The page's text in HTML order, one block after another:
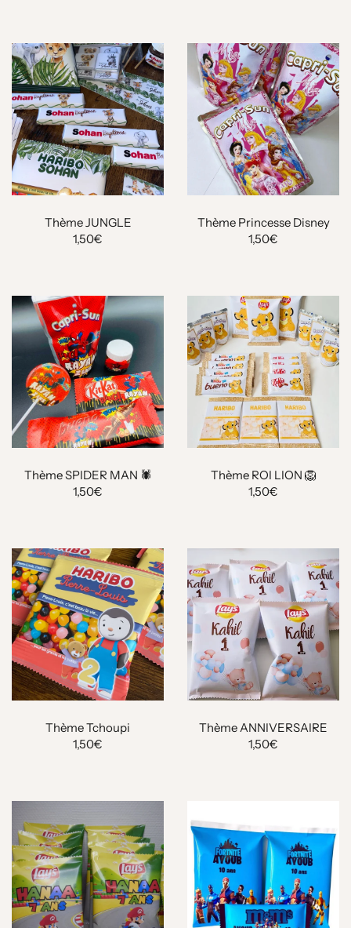
Thème JUNGLE
1,50€
Thème Princesse Disney
1,50€
Thème SPIDER MAN 🕷
1,50€
Thème ROI LION 🦁
1,50€
Thème Tchoupi
1,50€
Thème ANNIVERSAIRE
1,50€